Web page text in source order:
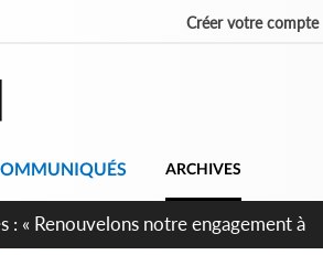
Créer votre compte
ARCHIVES
clés des amendements, un exclu